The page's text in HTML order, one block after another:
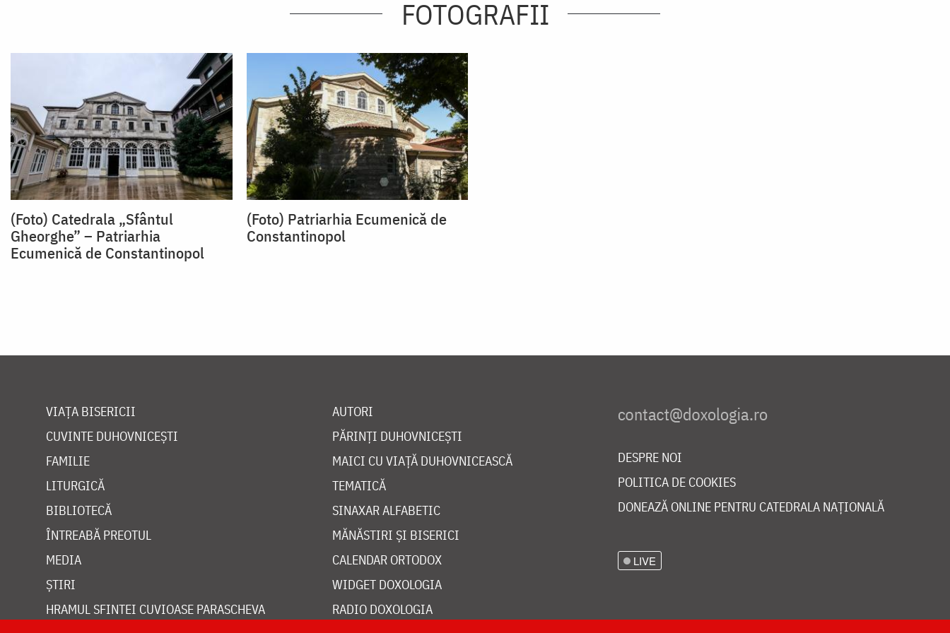
FOTOGRAFII
(Foto) Catedrala „Sfântul
Gheorghe” – Patriarhia
Ecumenică de Constantinopol
(Foto) Patriarhia Ecumenică de
Constantinopol
VIAȚA BISERICII
CUVINTE DUHOVNICEȘTI
FAMILIE
LITURGICĂ
BIBLIOTECĂ
ÎNTREABĂ PREOTUL
MEDIA
ȘTIRI
HRAMUL SFINTEI CUVIOASE PARASCHEVA
AUTORI
PĂRINȚI DUHOVNICEȘTI
MAICI CU VIAȚĂ DUHOVNICEASCĂ
TEMATICĂ
SINAXAR ALFABETIC
MĂNĂSTIRI ȘI BISERICI
CALENDAR ORTODOX
WIDGET DOXOLOGIA
RADIO DOXOLOGIA
DESPRE NOI
POLITICA DE COOKIES
DONEAZĂ ONLINE PENTRU CATEDRALA NAȚIONALĂ
LIVE